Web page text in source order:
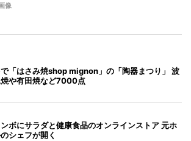
像
「はさみ焼shop mignon」の「陶器まつり」 波
や有田焼など7000点
ボにサラダと健康食品のオンラインストア 元ホ
シェフが開く